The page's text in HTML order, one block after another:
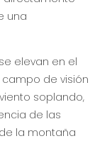
una
elevan en el
campo de visión
soplando,
de las
la montaña